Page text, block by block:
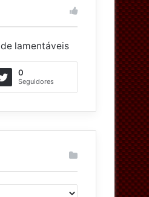
de lamentáveis
0
Seguidores